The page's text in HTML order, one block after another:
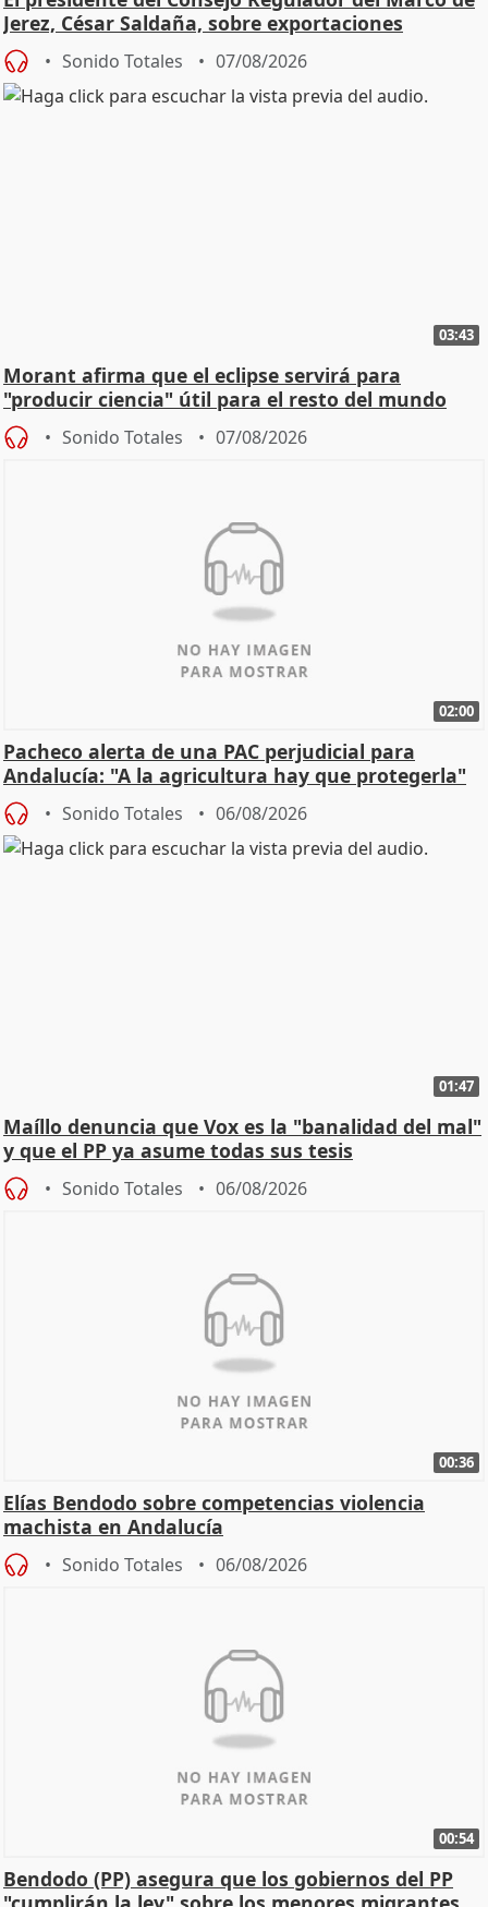
Jerez, César Saldaña, sobre exportaciones
Sonido Totales 07/08/2026
03:43
Morant afirma que el eclipse servirá para
"producir ciencia" útil para el resto del mundo
Sonido Totales 07/08/2026
02:00
Pacheco alerta de una PAC perjudicial para
Andalucía: "A la agricultura hay que protegerla"
Sonido Totales 06/08/2026
01:47
Maíllo denuncia que Vox es la "banalidad del mal"
y que el PP ya asume todas sus tesis
Sonido Totales 06/08/2026
00:36
Elías Bendodo sobre competencias violencia
machista en Andalucía
Sonido Totales 06/08/2026
00:54
Bendodo (PP) asegura que los gobiernos del PP